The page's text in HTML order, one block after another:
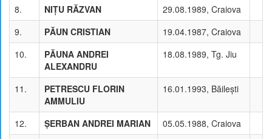
8.
NIŢU RĂZVAN
29.08.1989, Craiova
9.
PĂUN CRISTIAN
19.04.1987, Craiova
10.
PĂUNA ANDREI
ALEXANDRU
18.08.1989, Tg. Jiu
11.
PETRESCU FLORIN
AMMULIU
16.01.1993, Băileşti
12. ŞERBAN ANDREI MARIAN
05.05.1988, Craiova